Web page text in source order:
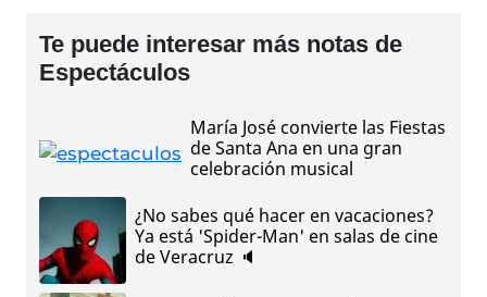
Te puede interesar más notas de
Espectáculos
María José convierte las Fiestas
de Santa Ana en una gran
celebración musical
¿No sabes qué hacer en vacaciones?
Ya está 'Spider-Man' en salas de cine
de Veracruz 🔈